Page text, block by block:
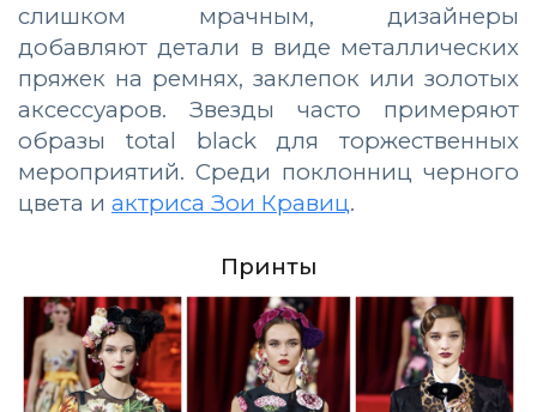
слишком мрачным, дизайнеры
добавляют детали в виде металлических
пряжек на ремнях, заклепок или золотых
аксессуаров. Звезды часто примеряют
образы total black для торжественных
мероприятий. Среди поклонниц черного
цвета и актриса Зои Кравиц.
Принты